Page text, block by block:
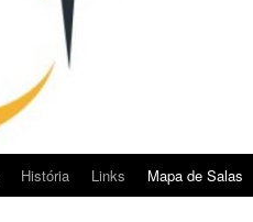
História Links Mapa de Salas